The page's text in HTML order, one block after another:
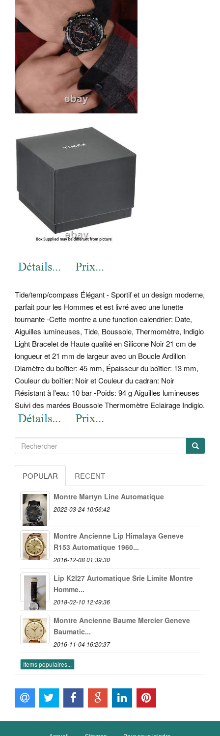
Tide/temp/compass Élégant - Sportif et un design moderne,
parfait pour les Hommes et est livré avec une lunette
tournante -Cette montre a une function calendrier: Date,
Aiguilles lumineuses, Tide, Boussole, Thermomètre, Indiglo
Light Bracelet de Haute qualité en Silicone Noir 21 cm de
longueur et 21 mm de largeur avec un Boucle Ardillon
Diamètre du boîtier: 45 mm, Épaisseur du boîtier: 13 mm,
Couleur du boîtier: Noir et Couleur du cadran: Noir
Résistant à l'eau: 10 bar -Poids: 94 g Aiguilles lumineuses
Suivi des marées Boussole Thermomètre Eclairage Indiglo.
POPULAR RECENT
Montre Martyn Line Automatique
2022-03-24 10:56:42
Montre Ancienne Lip Himalaya Geneve
R153 Automatique 1960...
2016-12-08 01:39:30
Lip K2l27 Automatique Srie Limite Montre
Homme...
2018-02-10 12:49:36
Montre Ancienne Baume Mercier Geneve
Baumatic...
2016-11-04 16:20:37
Items populaires...